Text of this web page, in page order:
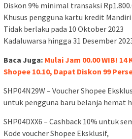
Diskon 9% minimal transaksi
Khusus pengguna kartu kredit Mandiri
Tidak berlaku pada 10 Oktober 2023
Kadaluwarsa hingga 31 Desember
Baca Juga: Mulai Jam 00.00 WIB!
Shopee 10.10, Dapat Diskon 99
SHP04N29W – Voucher Shopee
untuk pengguna baru belanja hemat
SHP04DXX6 – Cashback 10% untuk
Kode voucher Shopee Eksklusif,